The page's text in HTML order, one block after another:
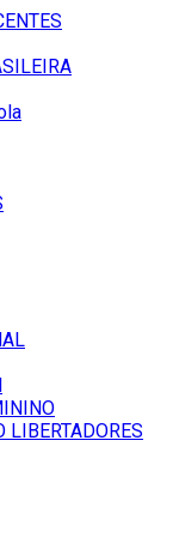
LIBERTADORES